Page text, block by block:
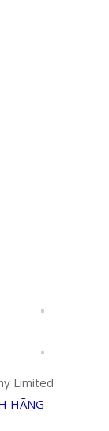
Limited
HÃNG